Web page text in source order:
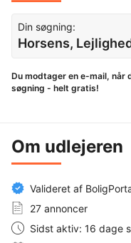
Din søgning:
Horsens,
Du modtager en e-mail, når
søgning - helt gratis!
Om udlejeren
Valideret af
27 annoncer
Sidst aktiv: 16 dage